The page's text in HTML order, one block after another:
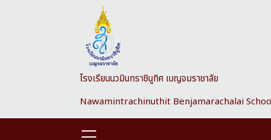
โรงเรียนนวมินทราชินูทิศ เบญจมราชาลัย
Nawamintrachinuthit Benjamarachalai